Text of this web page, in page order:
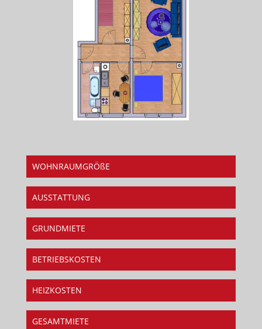
WOHNRAUMGRÖßE
AUSSTATTUNG
GRUNDMIETE
BETRIEBSKOSTEN
HEIZKOSTEN
GESAMTMIETE